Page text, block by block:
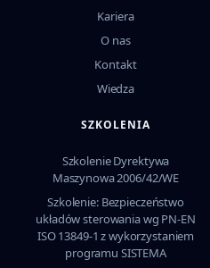
Kariera
O nas
Kontakt
Wiedza
SZKOLENIA
Szkolenie Dyrektywa
Maszynowa 2006/42/WE
Szkolenie: Bezpieczeństwo
układów sterowania wg PN-EN
ISO 13849-1 z wykorzystaniem
programu SISTEMA